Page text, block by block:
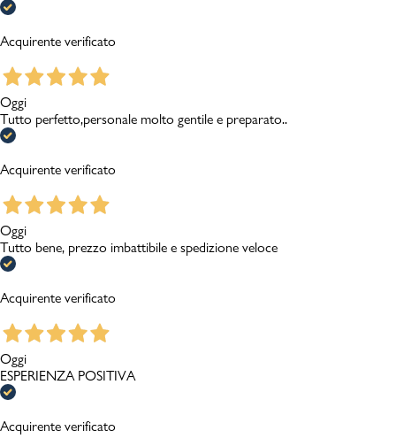
Acquirente verificato
Oggi
Tutto perfetto,personale molto gentile e preparato..
Acquirente verificato
Oggi
Tutto bene, prezzo imbattibile e spedizione veloce
Acquirente verificato
Oggi
ESPERIENZA POSITIVA
Acquirente verificato